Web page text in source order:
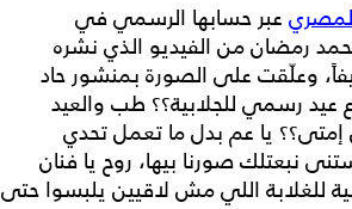
عبر حسابها الرسمي في
رمضان من الفيديو الذي نشره
وعلّقت على الصورة بمنشور حاد
عيد رسمي للجلابية؟؟ طب والعيد
يا عم بدل ما تعمل تحدي
نبعتلك صورنا بيها، روح يا فنان
للغلابة اللي مش لاقيين يلبسوا حتى